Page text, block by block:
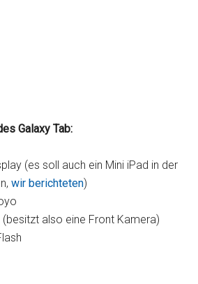
Galaxy Tab:
(es soll auch ein Mini iPad in der
wir berichteten)
also eine Front Kamera)